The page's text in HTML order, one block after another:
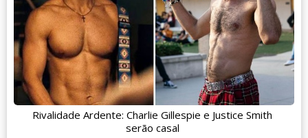
Rivalidade Ardente: Charlie Gillespie e Justice Smith
serão casal